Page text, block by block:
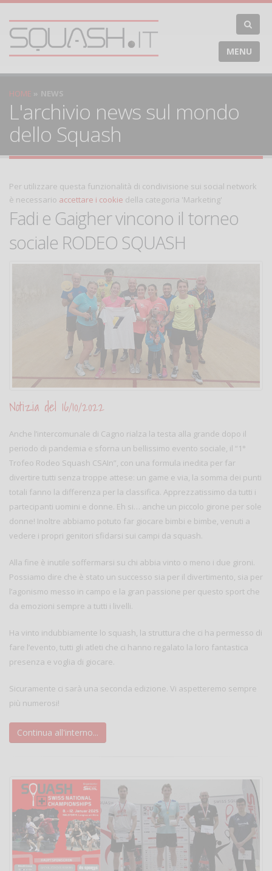
MENU
HOME NEWS
L'archivio news sul mondo
dello Squash
Per utilizzare questa funzionalità di condivisione sui social network
è necessario accettare i cookie della categoria 'Marketing'
Fadi e Gaigher vincono il torneo
sociale RODEO SQUASH
Notizia del 16/10/2022
Anche l’intercomunale di Cagno rialza la testa alla grande dopo il
periodo di pandemia e sforna un bellissimo evento sociale, il “1°
Trofeo Rodeo Squash CSAIn”, con una formula inedita per far
divertire tutti senza troppe attese: un game e via, la somma dei punti
totali fanno la differenza per la classifica. Apprezzatissimo da tutti i
partecipanti uomini e donne. Eh si… anche un piccolo girone per sole
donne! Inoltre abbiamo potuto far giocare bimbi e bimbe, venuti a
vedere i propri genitori sfidarsi sui campi da squash.
Alla fine è inutile soffermarsi su chi abbia vinto o meno i due gironi.
Possiamo dire che è stato un successo sia per il divertimento, sia per
l’agonismo messo in campo e la gran passione per questo sport che
da emozioni sempre a tutti i livelli.
Ha vinto indubbiamente lo squash, la struttura che ci ha permesso di
fare l’evento, tutti gli atleti che ci hanno regalato la loro fantastica
presenza e voglia di giocare.
Sicuramente ci sarà una seconda edizione. Vi aspetteremo sempre
più numerosi!
Continua all'interno...